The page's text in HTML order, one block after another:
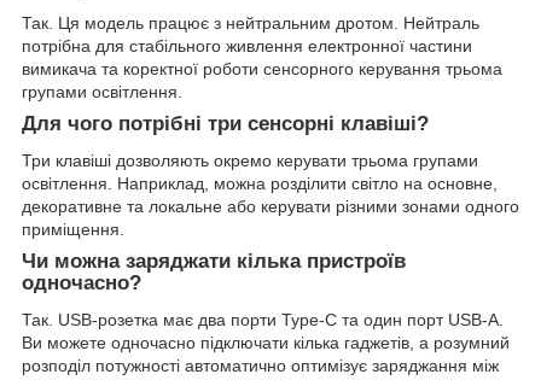
Так. Ця модель працює з нейтральним дротом. Нейтраль
потрібна для стабільного живлення електронної частини
вимикача та коректної роботи сенсорного керування трьома
групами освітлення.
Для чого потрібні три сенсорні клавіші?
Три клавіші дозволяють окремо керувати трьома групами
освітлення. Наприклад, можна розділити світло на основне,
декоративне та локальне або керувати різними зонами одного
приміщення.
Чи можна заряджати кілька пристроїв
одночасно?
Так. USB-розетка має два порти Type-C та один порт USB-A.
Ви можете одночасно підключати кілька гаджетів, а розумний
розподіл потужності автоматично оптимізує заряджання між